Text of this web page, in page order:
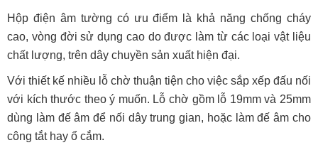
Hộp điện âm tường có ưu điểm là khả năng chống cháy
cao, vòng đời sử dụng cao do được làm từ các loại vật liệu
chất lượng, trên dây chuyền sản xuất hiện đại.
Với thiết kế nhiều lỗ chờ thuận tiện cho việc sắp xếp đấu nối
với kích thước theo ý muốn. Lỗ chờ gồm lỗ 19mm và 25mm
dùng làm đế âm để nối dây trung gian, hoặc làm đế âm cho
công tắt hay ổ cắm.